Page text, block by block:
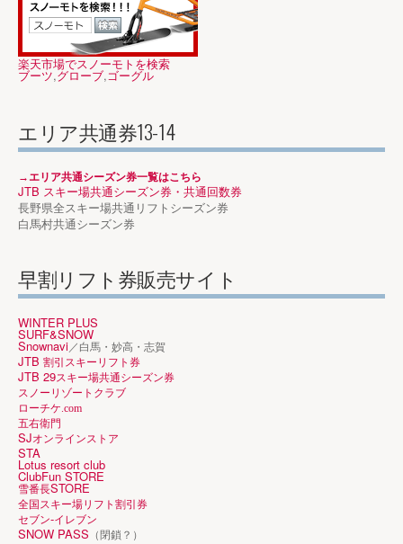
楽天市場でスノーモトを検索
ブーツ,グローブ,ゴーグル
エリア共通券13-14
→エリア共通シーズン券一覧はこちら
JTB スキー場共通シーズン券・共通回数券
長野県全スキー場共通リフトシーズン券
白馬村共通シーズン券
早割リフト券販売サイト
WINTER PLUS
SURF&SNOW
Snownavi／白馬・妙高・志賀
JTB 割引スキーリフト券
JTB 29スキー場共通シーズン券
スノーリゾートクラブ
ローチケ.com
五右衛門
SJオンラインストア
STA
Lotus resort club
ClubFun STORE
雪番長STORE
全国スキー場リフト割引券
セブン-イレブン
SNOW PASS （閉鎖？）